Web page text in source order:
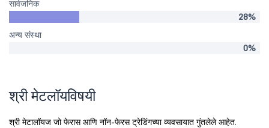
सार्वजनिक
28%
अन्य संस्था
0%
श्री मेटलॉयविषयी
श्री मेटालॉयज जो फेरास आणि नॉन-फेरस ट्रेडिंगच्या व्यवसायात गुंतलेले आहेत.